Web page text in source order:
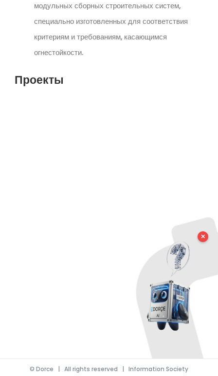
модульных сборных строительных систем,
специально изготовленных для соответствия
критериям и требованиям, касающимся
огнестойкости.
Проекты
© Dorce | All rights reserved | Information Society
✕